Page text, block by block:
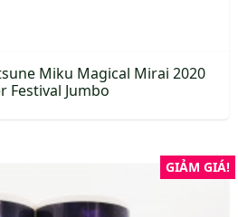
Miku Magical Mirai 2020
Festival Jumbo
GIẢM GIÁ!
tại là: 90.000₫.